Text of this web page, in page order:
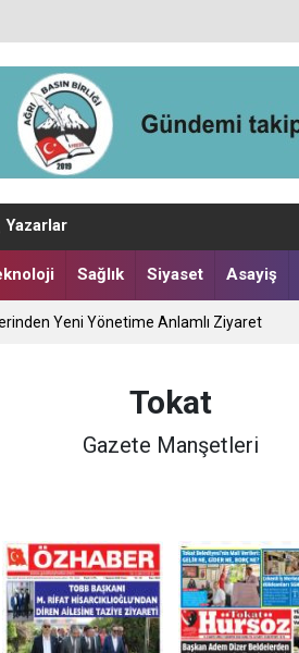
Yazarlar
Sağlık Siyaset Asayiş
Yeni Yönetime Anlamlı Ziyaret
Tokat
Gazete Manşetleri